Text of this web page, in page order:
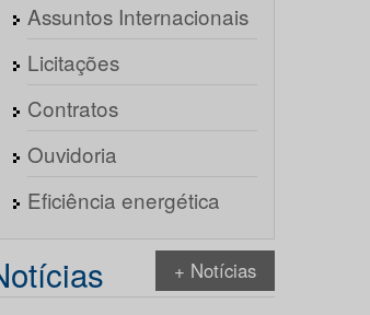
Assuntos Internacionais
Licitações
Contratos
Ouvidoria
Eficiência energética
+ Notícias